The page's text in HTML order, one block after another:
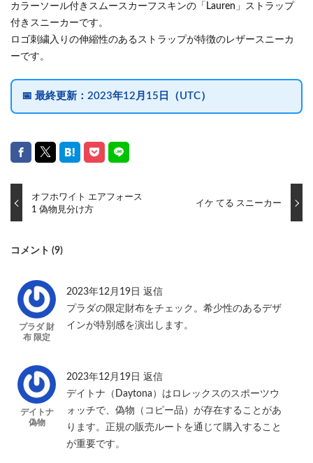
カラーソール付きスムースカーフスキンの「Lauren」ストラップ
付きスニーカーです。
ロゴ刺繍入りの伸縮性のあるストラップが特徴のレザースニーカ
ーです。
📅 最終更新： 2023年12月15日（UTC）
オフホワイト エアフォース
1 偽物見分け方
イケ てる スニーカー
コメント (9)
プラダ 財
布 限定
2023年12月19日 返信
プラダの限定財布をチェック。希少性のあるデザ
インが特別感を演出します。
デイトナ
偽物
2023年12月19日 返信
デイトナ（Daytona）はロレックスのスポーツウ
ォッチで、偽物（コピー品）が存在することがあ
ります。正規の販売ルートを通じて購入すること
が重要です。